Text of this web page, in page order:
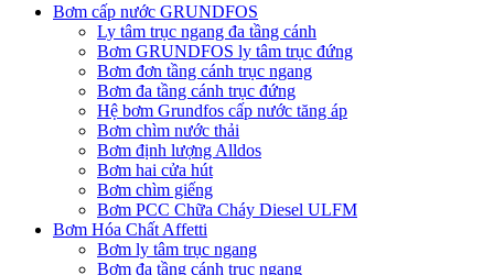
Bơm cấp nước GRUNDFOS
Ly tâm trục ngang đa tầng cánh
Bơm GRUNDFOS ly tâm trục đứng
Bơm đơn tầng cánh trục ngang
Bơm đa tầng cánh trục đứng
Hệ bơm Grundfos cấp nước tăng áp
Bơm chìm nước thải
Bơm định lượng Alldos
Bơm hai cửa hút
Bơm chìm giếng
Bơm PCC Chữa Cháy Diesel ULFM
Bơm Hóa Chất Affetti
Bơm ly tâm trục ngang
Bơm đa tầng cánh trục ngang